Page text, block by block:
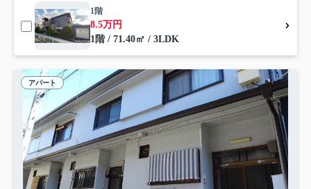
1階
8.5万円
1階 / 71.40㎡ / 3LDK
アパート